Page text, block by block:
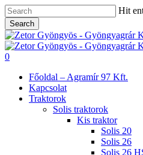
Skip
to
main
content
Hit
Search
Close
Search
search
0
Főoldal – Agramír 97 Kft.
Kapcsolat
Traktorok
Solis traktorok
Kis traktor
Solis 20
Solis 26
Solis 26